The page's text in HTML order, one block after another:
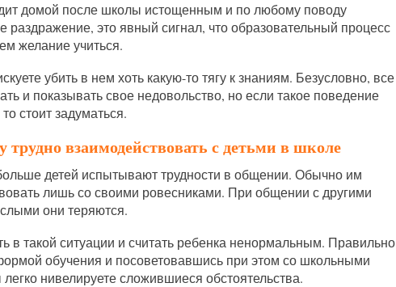
домой после школы истощенным и по любому поводу
раздражение, это явный сигнал, что образовательный процесс
желание учиться.
убить в нем хоть какую-то тягу к знаниям. Безусловно, все
и показывать свое недовольство, но если такое поведение
стоит задуматься.
взаимодействовать с детьми в школе
детей испытывают трудности в общении. Обычно им
лишь со своими ровесниками. При общении с другими
они теряются.
в такой ситуации и считать ребенка ненормальным. Правильно
обучения и посоветовавшись при этом со школьными
нивелируете сложившиеся обстоятельства.